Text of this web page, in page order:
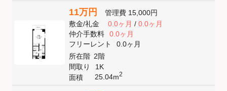
11万円 管理費 15,000円
敷金/礼金 0.0ヶ月/ 0.0ヶ月
仲介手数料
0.0ヶ月
フリーレント
0.0ヶ月
所在階 2階
間取り
1K
面積
25.04m2